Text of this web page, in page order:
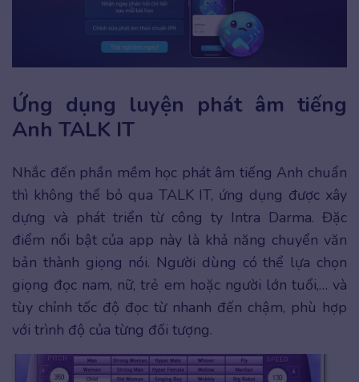
Ứng dụng luyện phát âm tiếng
Anh TALK IT
Nhắc đến phần mềm học phát âm tiếng Anh chuẩn
thì không thể bỏ qua TALK IT, ứng dụng được xây
dựng và phát triển từ công ty Intra Darma. Đặc
điểm nổi bật của app này là khả năng chuyển văn
bản thành giọng nói. Người dùng có thể lựa chọn
giọng đọc nam, nữ, trẻ em hoặc người lớn tuổi,… và
tùy chỉnh tốc độ đọc từ nhanh đến chậm, phù hợp
với trình độ của từng đối tượng.